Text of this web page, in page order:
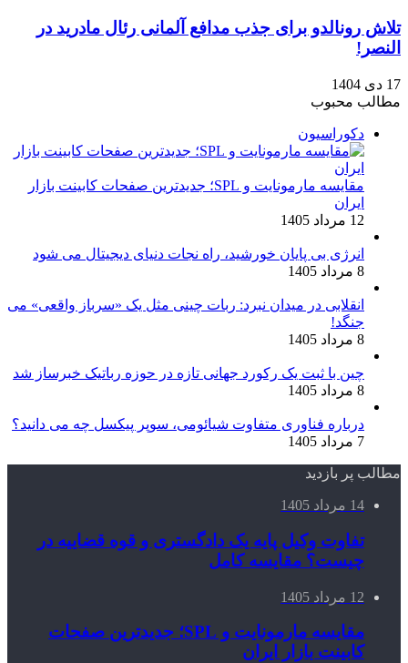
تلاش رونالدو برای جذب مدافع آلمانی رئال مادرید در
النصر!
17 دی 1404
مطالب محبوب
دکوراسیون
مقایسه مارمونایت و SPL؛ جدیدترین صفحات کابینت بازار
ایران
12 مرداد 1405
انرژی بی‌ پایان خورشید، راه نجات دنیای دیجیتال می شود
8 مرداد 1405
انقلابی در میدان نبرد: ربات چینی مثل یک «سرباز واقعی» می‌
جنگد!
8 مرداد 1405
چین با ثبت یک رکورد جهانی تازه در حوزه رباتیک خبرساز شد
8 مرداد 1405
درباره فناوری متفاوت شیائومی، سوپر پیکسل چه می دانید؟
7 مرداد 1405
مطالب پر بازدید
14 مرداد 1405
تفاوت وکیل پایه یک دادگستری و قوه قضاییه در
چیست؟ مقایسه کامل
12 مرداد 1405
مقایسه مارمونایت و SPL؛ جدیدترین صفحات
کابینت بازار ایران